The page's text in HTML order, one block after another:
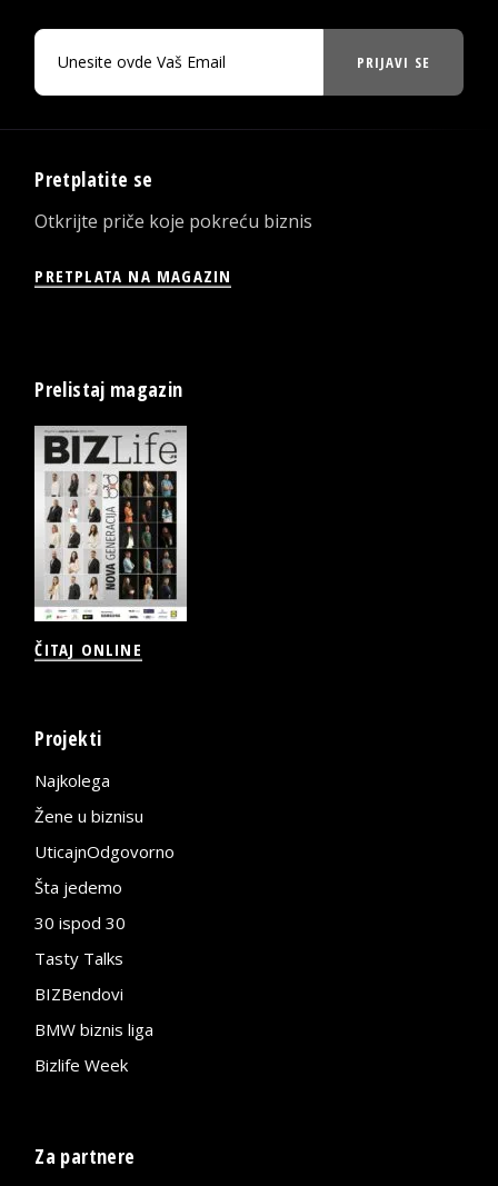
PRIJAVI SE
Pretplatite se
Otkrijte priče koje pokreću biznis
PRETPLATA NA MAGAZIN
Prelistaj magazin
ČITAJ ONLINE
Projekti
Najkolega
Žene u biznisu
UticajnOdgovorno
Šta jedemo
30 ispod 30
Tasty Talks
BIZBendovi
BMW biznis liga
Bizlife Week
Za partnere